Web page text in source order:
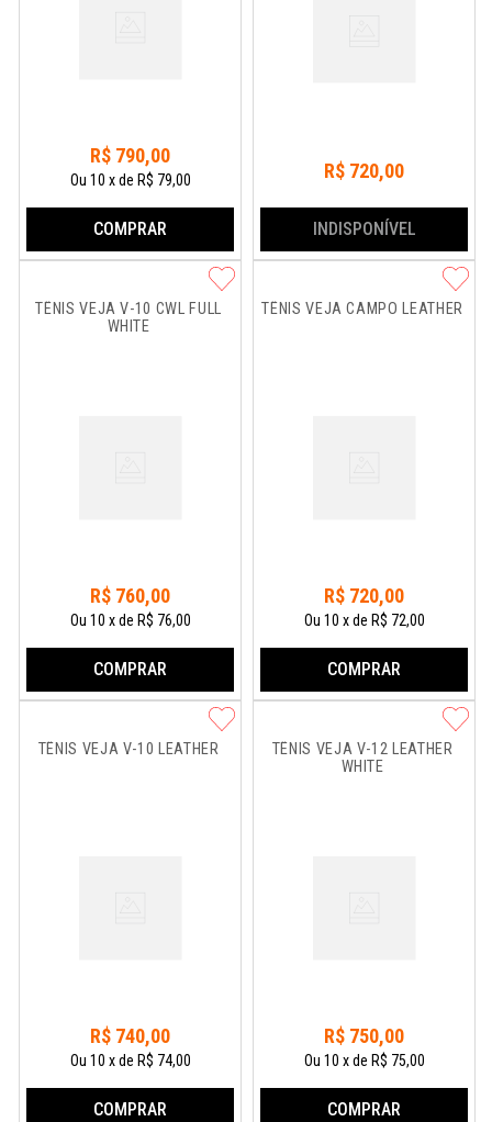
R$ 790,00
Ou 10 xde R$ 79,00
COMPRAR
R$ 720,00
INDISPONÍVEL
TÊNIS VEJA V-10 CWL FULL
WHITE
R$ 760,00
Ou 10 xde R$ 76,00
COMPRAR
TÊNIS VEJA CAMPO LEATHER
R$ 720,00
Ou 10 xde R$ 72,00
COMPRAR
TÊNIS VEJA V-10 LEATHER
R$ 740,00
Ou 10 xde R$ 74,00
COMPRAR
TÊNIS VEJA V-12 LEATHER
WHITE
R$ 750,00
Ou 10 xde R$ 75,00
COMPRAR